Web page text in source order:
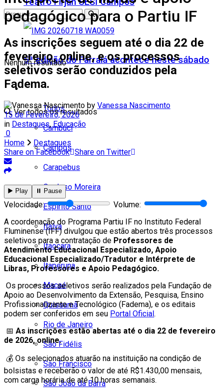
Teatro Firjan SESI Campos
5ª edição do Farraiá acontece neste sábado
Cidades
Todos
Cambuci
Campos
Carapebus
Cardoso Moreira
Espírito Santo
Italva
Itaocara
Itaperuna
Macaé
Quissamã
Rio de Janeiro
São Fidélis
São Francisco
São João da Barra
Nenhum resultado
Ver todos os resultados
pedagógico para o Partiu IF
As inscrições seguem até o dia 22 de
fevereiro, online, e os processos
seletivos serão conduzidos pela
Fadema.
by Vanessa Nascimento
15 de Fevereiro, 2026
in Destaques,Educação
0
Home
Destaques
Share on Facebook Share on Twitter
▶️ Play ⏸️ Pause
Velocidade:
Volume:
A coordenação do Programa Partiu IF no Instituto Federal
Fluminense (IFF) divulgou que estão abertos três processos
seletivos para a contratação de Professores de
Atendimento Educacional Especializado, Apoio
Educacional Especializado/Tradutor e Intérprete de
Libras, Professores e Apoio Pedagógico.
Os processos seletivos serão realizados pela Fundação de
Apoio ao Desenvolvimento da Extensão, Pesquisa, Ensino
Profissionalizante e Tecnológico (Fadema), e os editais
podem ser conferidos em seu Portal Oficial.
📅 As inscrições estão abertas até o dia 22 de fevereiro
de 2026, online.
💰 Os selecionados atuarão na instituição na condição de
bolsistas e receberão o valor de até R$1.430,00 mensais,
com carga horária de até 10 horas semanais.